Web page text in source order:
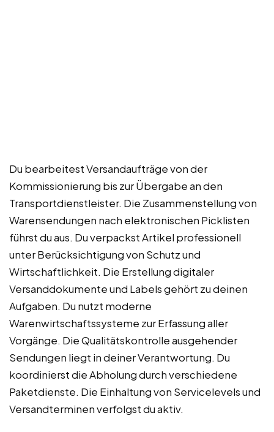
Du bearbeitest Versandaufträge von der
Kommissionierung bis zur Übergabe an den
Transportdienstleister. Die Zusammenstellung von
Warensendungen nach elektronischen Picklisten
führst du aus. Du verpackst Artikel professionell
unter Berücksichtigung von Schutz und
Wirtschaftlichkeit. Die Erstellung digitaler
Versanddokumente und Labels gehört zu deinen
Aufgaben. Du nutzt moderne
Warenwirtschaftssysteme zur Erfassung aller
Vorgänge. Die Qualitätskontrolle ausgehender
Sendungen liegt in deiner Verantwortung. Du
koordinierst die Abholung durch verschiedene
Paketdienste. Die Einhaltung von Servicelevels und
Versandterminen verfolgst du aktiv.